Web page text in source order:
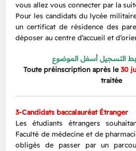
vous allez vous connecter par la
Pour les candidats du lycée
un certificat de résidence des
déposer au centre d’accueil et
التسجيل أسفل الموضوع
Toute préinscription après le30
traitée
3-Candidats baccalauréat Étranger
Les étudiants étrangers
Faculté de médecine et de
obligés de passer par un